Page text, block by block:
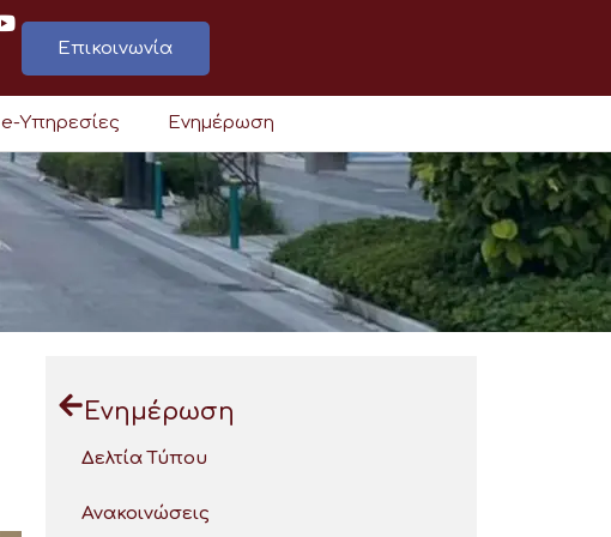
Επικοινωνία
e-Υπηρεσίες Ενημέρωση
Ενημέρωση
Δελτία Τύπου
Ανακοινώσεις